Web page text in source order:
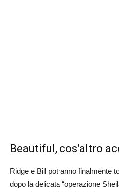
Beautiful, cos’altro
Ridge e Bill potranno finalmente
dopo la delicata “operazione